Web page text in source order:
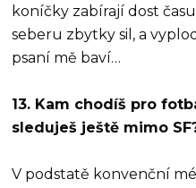
koníčky zabírají dost
seberu zbytky sil, a
psaní mě baví…
13. Kam chodíš pro
sleduješ ještě mimo
V podstatě konvenční